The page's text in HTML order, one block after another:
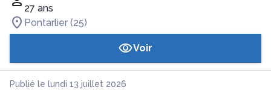
27 ans
Pontarlier (25)
Voir
Publié le lundi 13 juillet 2026